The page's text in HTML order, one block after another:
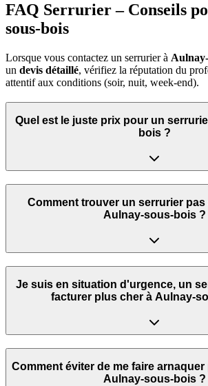
FAQ Serrurier – Conseils
sous-bois
Lorsque vous contactez un serrurier à
un devis détaillé, vérifiez la réputation du
attentif aux conditions (soir, nuit, week‑end).
Quel est le juste prix pour un
bois ?
Comment trouver un serrurier pas
Aulnay-sous-bois ?
Je suis en situation d'urgence, un
facturer plus cher à Aulnay-
Comment éviter de me faire
Aulnay-sous-bois ?